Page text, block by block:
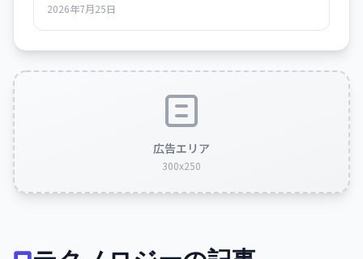
2026年7月25日
広告エリア
300x250